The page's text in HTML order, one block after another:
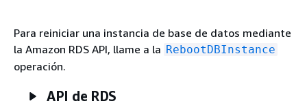
Para reiniciar una instancia de base de datos mediante
la Amazon RDS API, llame a la RebootDBInstance
operación.
API de RDS